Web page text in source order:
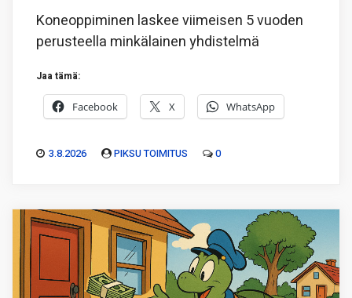
Koneoppiminen laskee viimeisen 5 vuoden
perusteella minkälainen yhdistelmä
Jaa tämä:
Facebook X WhatsApp
3.8.2026 PIKSU TOIMITUS 0